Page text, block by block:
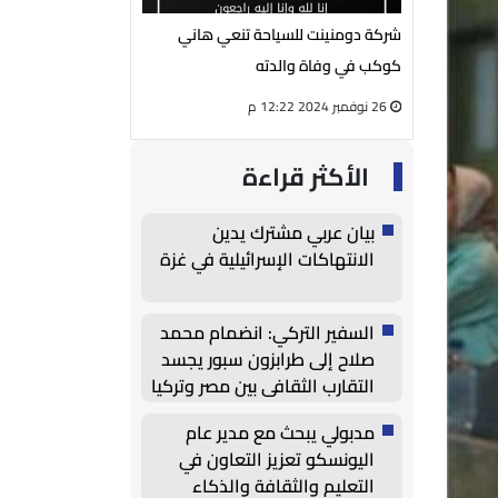
الفار
محمود
شركة دومنينت للسياحة تنعي هاني
كوكب في وفاة والدته
الأكثر قراءة
بيان عربي مشترك يدين
الانتهاكات الإسرائيلية في غزة
السفير التركي: انضمام محمد
صلاح إلى طرابزون سبور يجسد
التقارب الثقافي بين مصر وتركيا
مدبولي يبحث مع مدير عام
اليونسكو تعزيز التعاون في
التعليم والثقافة والذكاء